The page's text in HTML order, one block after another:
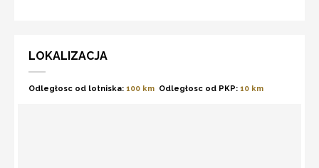
LOKALIZACJA
Odległosc od lotniska: 100 km Odległosc od PKP: 10 km